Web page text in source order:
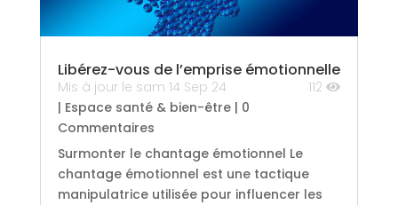
Libérez-vous de l’emprise émotionnelle
Mis à jour le sam 14 Sep 24
112
| Espace santé & bien-être| 0
Commentaires
Surmonter le chantage émotionnel Le
chantage émotionnel est une tactique
manipulatrice utilisée pour influencer les